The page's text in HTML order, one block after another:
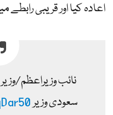
اعادہ کیا اور قریبی رابطے
نائب وزیراعظم/
سعودی وزیر